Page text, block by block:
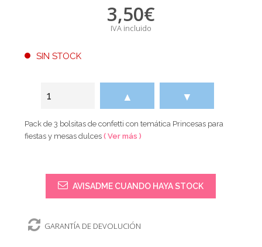
3,50€
IVA incluido
SIN STOCK
▲ ▼
Pack de 3 bolsitas de confetti con temática Princesas para
fiestas y mesas dulces( Ver más )
AVISADME CUANDO HAYA STOCK
GARANTÍA DE DEVOLUCIÓN